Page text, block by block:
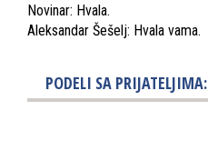
Novinar: Hvala.
Aleksandar Šešelj: Hvala vama.
PODELI SA PRIJATELJIMA: